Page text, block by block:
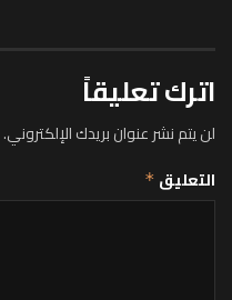
اترك تعليقاً
لن يتم نشر عنوان بريدك الإلكتروني.
التعليق *